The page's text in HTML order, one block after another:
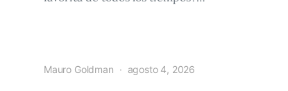
Mauro Goldman agosto 4, 2026